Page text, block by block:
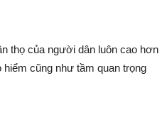
thọ của người dân luôn cao hơn
cũng như tầm quan trọng